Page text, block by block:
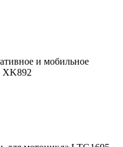
и мобильное
XK892